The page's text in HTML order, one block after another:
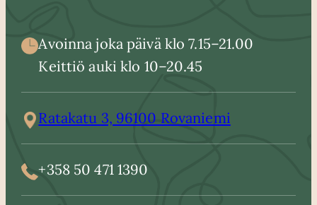
Avoinna joka päivä klo 7.15–21.00
Keittiö auki klo 10–20.45
Ratakatu 3, 96100 Rovaniemi
+358 50 471 1390